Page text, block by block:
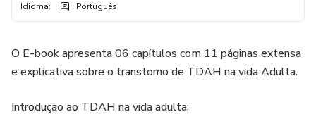
Idioma: Português
O E-book apresenta 06 capítulos com 11 páginas extensa
e explicativa sobre o transtorno de TDAH na vida Adulta.
Introdução ao TDAH na vida adulta;